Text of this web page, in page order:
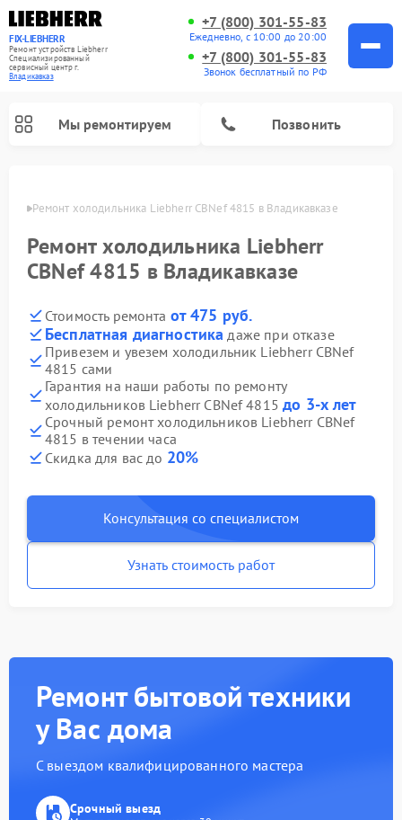
FIX-LIEBHERR
Ремонт устройств Liebherr
Специализированный
cервисный центр г.
Владикавказ
+7 (800) 301-55-83
Ежедневно, с 10:00 до 20:00
+7 (800) 301-55-83
Звонок бесплатный по РФ
Мы ремонтируем Позвонить
Ремонт холодильника Liebherr CBNef 4815 в Владикавказе
Ремонт холодильника Liebherr
CBNef 4815 в Владикавказе
Стоимость ремонта от 475 руб.
Бесплатная диагностика даже при отказе
Привезем и увезем холодильник Liebherr CBNef
4815 сами
Гарантия на наши работы по ремонту
холодильников Liebherr CBNef 4815до 3-х лет
Срочный ремонт холодильников Liebherr CBNef
4815 в течении часа
Скидка для вас до 20%
Консультация со специалистом
Узнать стоимость работ
Ремонт бытовой техники
у Вас дома
С выездом квалифицированного мастера
Срочный выезд